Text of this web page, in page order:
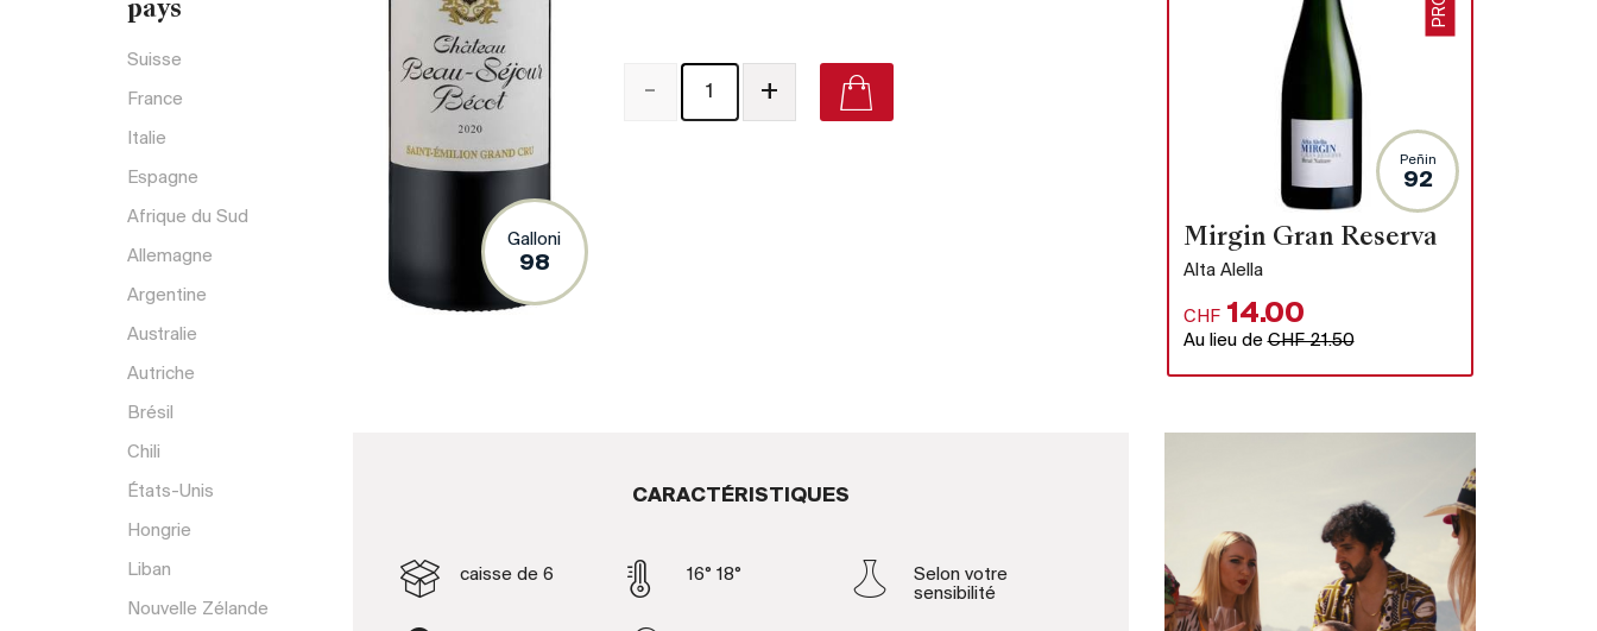
pays
Suisse
France
Italie
Espagne
Afrique du Sud
Allemagne
Argentine
Australie
Autriche
Brésil
Chili
États-Unis
Hongrie
Liban
Nouvelle Zélande
Galloni
98
- +
CARACTÉRISTIQUES
caisse de 6 16° 18°
Selon votre
sensibilité
Peñin
92
Mirgin Gran Reserva
Alta Alella
CHF 14.00
Au lieu deCHF 21.50